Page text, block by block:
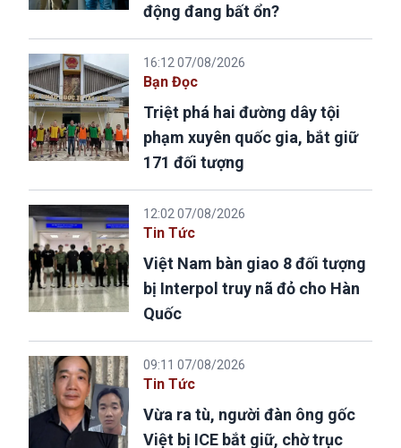
động đang bất ổn?
16:12 07/08/2026
Bạn Đọc
Triệt phá hai đường dây tội
phạm xuyên quốc gia, bắt giữ
171 đối tượng
12:02 07/08/2026
Tin Tức
Việt Nam bàn giao 8 đối tượng
bị Interpol truy nã đỏ cho Hàn
Quốc
09:11 07/08/2026
Tin Tức
Vừa ra tù, người đàn ông gốc
Việt bị ICE bắt giữ, chờ trục